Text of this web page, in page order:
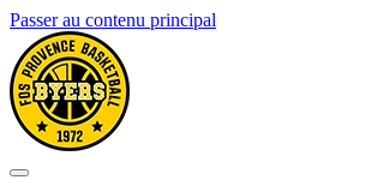
Passer au contenu principal